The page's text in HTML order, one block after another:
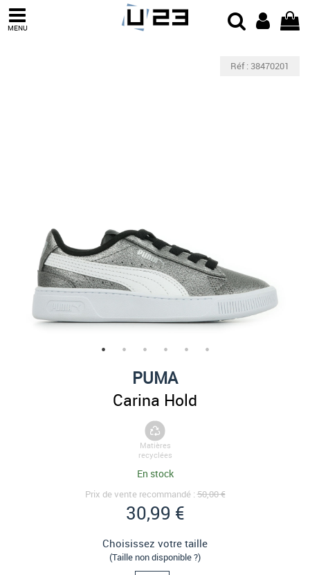
MENU
Réf : 38470201
PUMA
Carina Hold
Matières
recyclées
En stock
Prix de vente recommandé :50,00 €
30,99 €
Choisissez votre taille
(Taille non disponible ?)